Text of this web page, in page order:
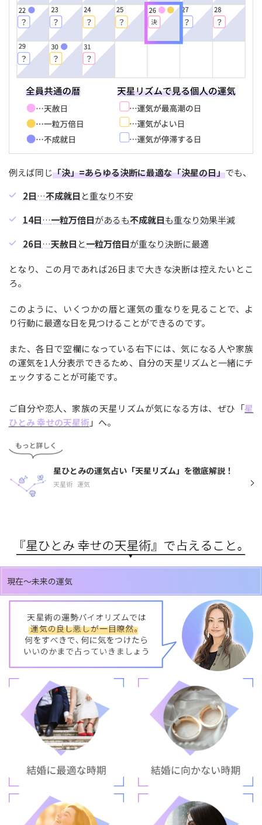
例えば同じ「決」=あらゆる決断に最適な「決星の日」でも、
2日…不成就日 と重なり不安
14日…一粒万倍日があるも不成就日も重なり効果半減
26日…天赦日 と一粒万倍日が重なり決断に最適
となり、この月であれば26日まで大きな決断は控えたいとこ
ろ。
このように、いくつかの暦と運気の重なりを見ることで、よ
り行動に最適な日を見つけることができるのです。
また、各日で空欄になっている右下には、気になる人や家族
の運気を1人分表示できるため、自分の天星リズムと一緒にチ
ェックすることが可能です。
ご自分や恋人、家族の天星リズムが気になる方は、ぜひ「星
ひとみ 幸せの天星術 」へ。
星ひとみの運気占い「天星リズム」を徹底解説！
天星術 運気
現在～未来の運気